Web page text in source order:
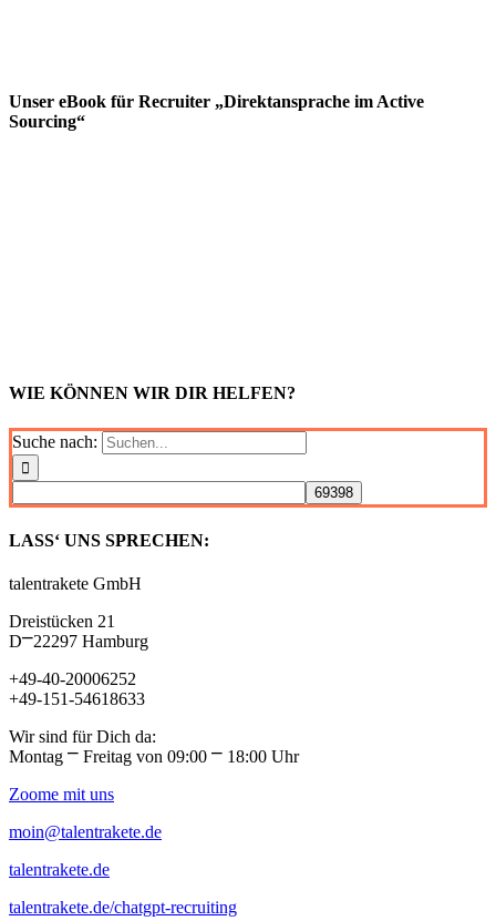
Unser eBook für Recruiter „Direktansprache im Active
Sourcing“
WIE KÖNNEN WIR DIR HELFEN?
Suche nach:
LASS‘ UNS SPRECHEN:
talentrakete GmbH
Dreistücken 21
D⎻22297 Hamburg
+49-40-20006252
+49-151-54618633
Wir sind für Dich da:
Montag ⎻ Freitag von 09:00 ⎻ 18:00 Uhr
Zoome mit uns
moin@talentrakete.de
talentrakete.de
talentrakete.de/chatgpt-recruiting